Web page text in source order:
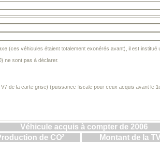
(ces véhicules étaient totalement exonérés avant), il est institué
ne sont pas à déclarer.
de la carte grise) (puissance fiscale pour ceux acquis avant le
Véhicule acquis à compter de 2006
de CO² Montant de la